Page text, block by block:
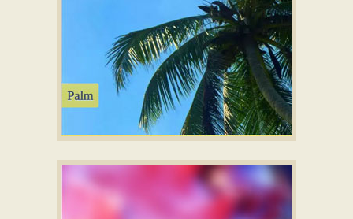
with Fade Transition